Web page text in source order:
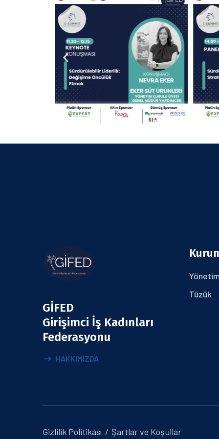
GİFED
Girişimci İş Kadınları
Federasyonu
HAKKIMIZDA
Tüzük
Gizlilik Politikası Şartlar ve Koşullar